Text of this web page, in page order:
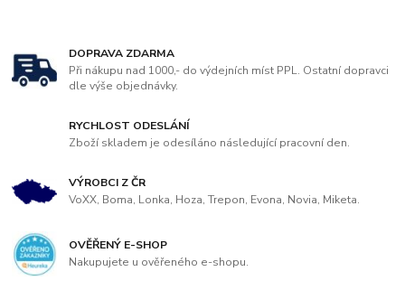
DOPRAVA ZDARMA
Při nákupu nad 1000,- do výdejních míst PPL. Ostatní dopravci
dle výše objednávky.
RYCHLOST ODESLÁNÍ
Zboží skladem je odesíláno následující pracovní den.
VÝROBCI Z ČR
VoXX, Boma, Lonka, Hoza, Trepon, Evona, Novia, Miketa.
OVĚŘENÝ E-SHOP
Nakupujete u ověřeného e-shopu.